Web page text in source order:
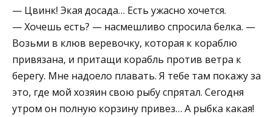
— Цвинк! Экая досада… Есть ужасно хочется.
— Хочешь есть? — насмешливо спросила белка. —
Возьми в клюв веревочку, которая к кораблю
привязана, и притащи корабль против ветра к
берегу. Мне надоело плавать. Я тебе там покажу за
это, где мой хозяин свою рыбу спрятал. Сегодня
утром он полную корзину привез… А рыбка какая!